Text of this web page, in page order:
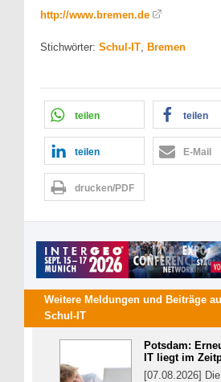
http://www.bremen.de
Stichwörter: Schul-IT, Bremen
teilen teilen
teilen E-Mail
drucken/PDF
Weitere Meldungen und Beiträge
Schul-IT
Potsdam:
IT liegt im
[07.08.2026]